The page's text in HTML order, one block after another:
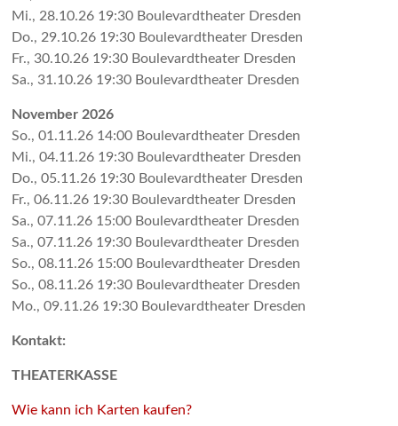
Mi., 28.10.26 19:30 Bou­le­vard­the­ater Dres­den
Do., 29.10.26 19:30 Bou­le­vard­the­ater Dres­den
Fr., 30.10.26 19:30 Bou­le­vard­the­ater Dres­den
Sa., 31.10.26 19:30 Bou­le­vard­the­ater Dres­den
November 2026
So., 01.11.26 14:00 Bou­le­vard­the­ater Dres­den
Mi., 04.11.26 19:30 Bou­le­vard­the­ater Dres­den
Do., 05.11.26 19:30 Bou­le­vard­the­ater Dres­den
Fr., 06.11.26 19:30 Bou­le­vard­the­ater Dres­den
Sa., 07.11.26 15:00 Bou­le­vard­the­ater Dres­den
Sa., 07.11.26 19:30 Bou­le­vard­the­ater Dres­den
So., 08.11.26 15:00 Bou­le­vard­the­ater Dres­den
So., 08.11.26 19:30 Bou­le­vard­the­ater Dres­den
Mo., 09.11.26 19:30 Bou­le­vard­the­ater Dres­den
Kontakt:
THEATERKASSE
Wie kann ich Karten kaufen?